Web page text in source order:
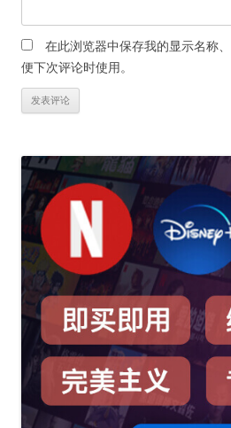
在此浏览器中保存我的显示名称
便下次评论时使用。